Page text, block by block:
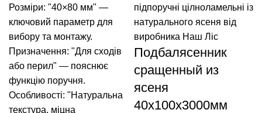
Подбалясенник
сращенный из
ясеня
40x100x3000мм